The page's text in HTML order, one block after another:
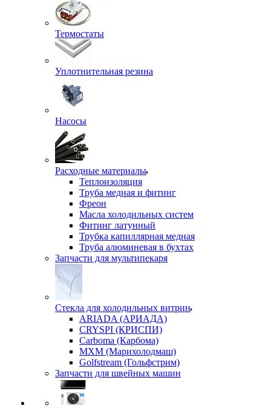
Термостаты
Уплотнительная резина
Насосы
Расходные материалы
Теплоизоляция
Труба медная и фитинг
Фреон
Масла холодильных систем
Фитинг латунный
Трубка капиллярная медная
Труба алюминевая в бухтах
Запчасти для мультипекаря
Стекла для холодильных витрин
ARIADA (АРИАДА)
CRYSPI (КРИСПИ)
Carboma (Карбома)
MXM (Марихолодмаш)
Golfstream (Гольфстрим)
Запчасти для швейных машин